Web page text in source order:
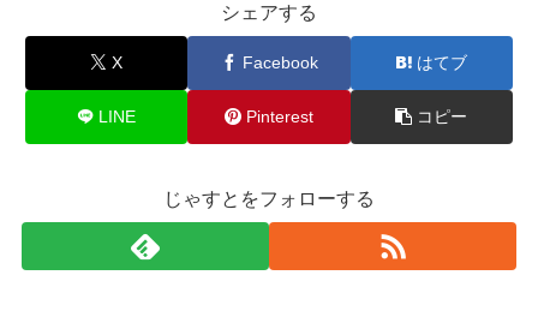
シェアする
X Facebook はてブ
LINE Pinterest コピー
じゃすとをフォローする